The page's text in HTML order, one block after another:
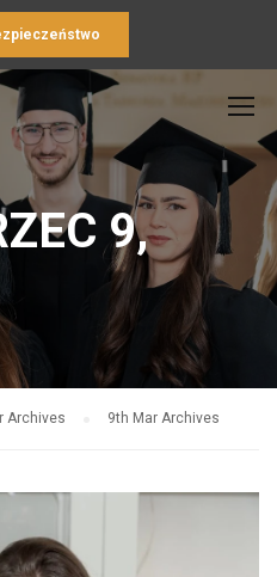
9,
Archives 9th Mar Archives